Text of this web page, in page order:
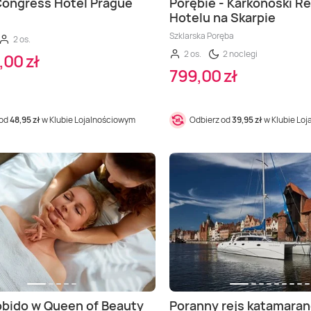
2 os.
zł
48,95 złw Klubie Lojalnościowym
Hotelu na Skarpie
Szklarska Poręba
2 os.
2 noclegi
799,00 zł
Odbierz od39,95 złw Klubie
w Queen of Beauty Poranny rejs